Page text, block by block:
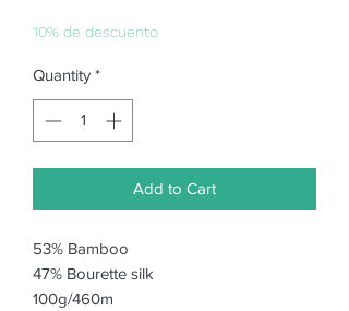
10% de descuento
Quantity *
Add to Cart
53% Bamboo
47% Bourette silk
100g/460m